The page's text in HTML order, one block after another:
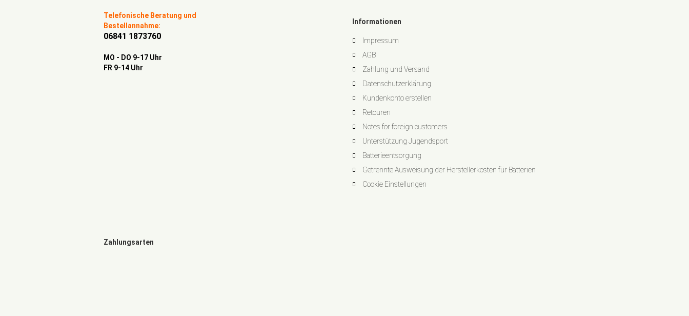
Telefonische Beratung und
Bestellannahme:
06841 1873760
MO - DO 9-17 Uhr
FR 9-14 Uhr
Informationen
Impressum
AGB
Zahlung und Versand
Datenschutzerklärung
Kundenkonto erstellen
Retouren
Notes for foreign customers
Unterstützung Jugendsport
Batterieentsorgung
Getrennte Ausweisung der Herstellerkosten für Batterien
Cookie Einstellungen
Zahlungsarten